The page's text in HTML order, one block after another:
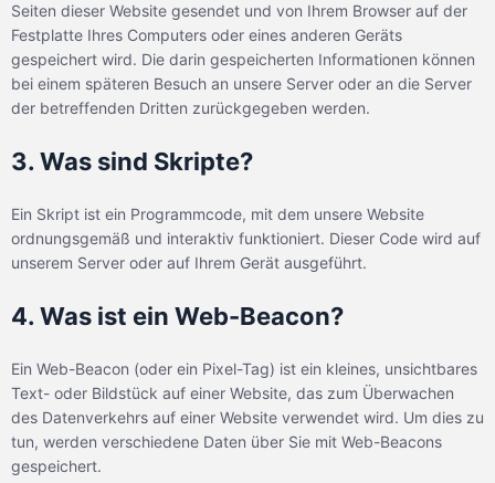
Seiten dieser Website gesendet und von Ihrem Browser auf der
Festplatte Ihres Computers oder eines anderen Geräts
gespeichert wird. Die darin gespeicherten Informationen können
bei einem späteren Besuch an unsere Server oder an die Server
der betreffenden Dritten zurückgegeben werden.
3. Was sind Skripte?
Ein Skript ist ein Programmcode, mit dem unsere Website
ordnungsgemäß und interaktiv funktioniert. Dieser Code wird auf
unserem Server oder auf Ihrem Gerät ausgeführt.
4. Was ist ein Web-Beacon?
Ein Web-Beacon (oder ein Pixel-Tag) ist ein kleines, unsichtbares
Text- oder Bildstück auf einer Website, das zum Überwachen
des Datenverkehrs auf einer Website verwendet wird. Um dies zu
tun, werden verschiedene Daten über Sie mit Web-Beacons
gespeichert.